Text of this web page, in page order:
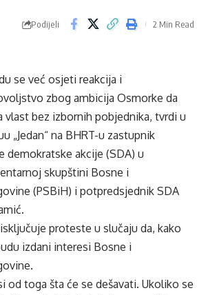
Podijeli 2 Min Read
se već osjeti reakcija i
zbog ambicija Osmorke da
vlast bez izbornih pobjednika, tvrdi u
„Jedan“ na BHRT-u zastupnik
demokratske akcije (SDA) u
skupštini Bosne i
(PSBiH) i potpredsjednik SDA
proteste u slučaju da, kako
izdani interesi Bosne i
od toga šta će se dešavati. Ukoliko se